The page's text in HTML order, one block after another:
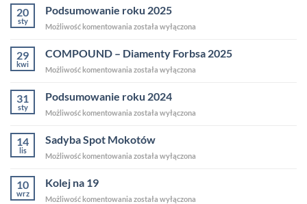
20
sty
Podsumowanie roku 2025
Możliwość komentowania Podsumowanie
2025
została wyłączona
29
kwi
COMPOUND – Diamenty Forbsa 2025
Możliwość komentowania COMPOUND
Diamenty
Forbsa
2025
została wyłączona
31
sty
Podsumowanie roku 2024
Możliwość komentowania Podsumowanie
2024
została wyłączona
14
lis
Sadyba Spot Mokotów
Możliwość komentowania Sadyba
została wyłączona
10
wrz
Kolej na 19
Możliwość komentowania Kolej
została wyłączona